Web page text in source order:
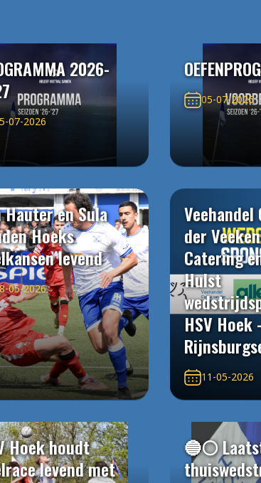
2026-
07-2026
05-07-2026
Hauter en Sula
Hoeks
levend
05-2026
Veehandel
der
Catering
Hulst
HSV Hoek
11-05-2026
Hoek houdt
levend met
🔵⚪️